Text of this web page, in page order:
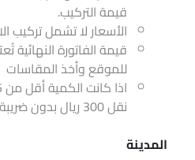
قيمة التركيب.
الأسعار لا تشمل تركيب
قيمة الفاتورة النهائية
للموقع وأخذ المقاسات
نقل 300 ريال بدون ضريبة القيمة المضافة
المدينة